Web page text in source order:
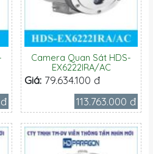
Camera Quan Sát HDS-
EX6222IRA/AC
Giá: 79.634.100 đ
113.763.000 đ